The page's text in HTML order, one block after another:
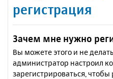
регистрация
Зачем мне нужно
Вы можете этого и не
администратор настроил
зарегистрироваться,